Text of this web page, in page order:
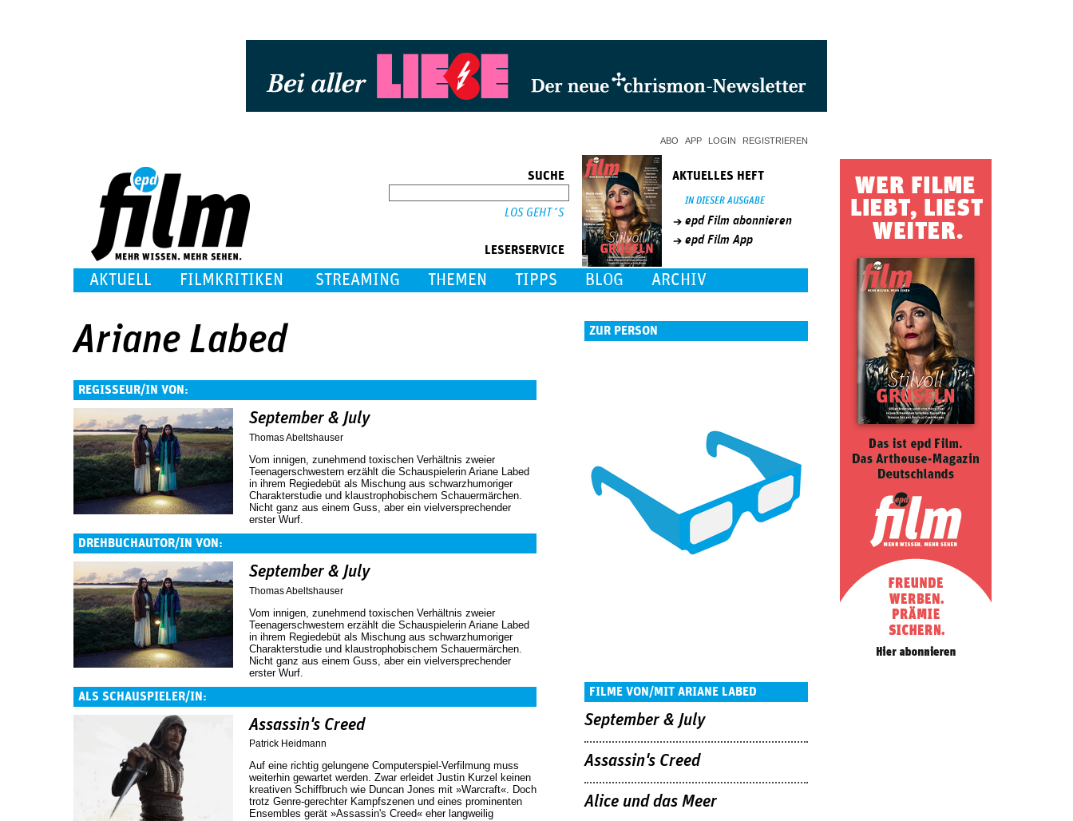
ABO APP LOGIN REGISTRIEREN
SUCHE
LESERSERVICE
AKTUELLES HEFT
IN DIESER AUSGABE
epd Film abonnieren
epd Film App
AKTUELL FILMKRITIKEN STREAMING THEMEN TIPPS BLOG ARCHIV
Ariane Labed
REGISSEUR/IN VON:
September & July
Thomas Abeltshauser
Vom innigen, zunehmend toxischen Verhältnis zweier
Teenagerschwestern erzählt die Schauspielerin Ariane Labed
in ihrem Regiedebüt als Mischung aus schwarzhumoriger
Charakterstudie und klaustrophobischem Schauermärchen.
Nicht ganz aus einem Guss, aber ein vielversprechender
erster Wurf.
DREHBUCHAUTOR/IN VON:
September & July
Thomas Abeltshauser
Vom innigen, zunehmend toxischen Verhältnis zweier
Teenagerschwestern erzählt die Schauspielerin Ariane Labed
in ihrem Regiedebüt als Mischung aus schwarzhumoriger
Charakterstudie und klaustrophobischem Schauermärchen.
Nicht ganz aus einem Guss, aber ein vielversprechender
erster Wurf.
ALS SCHAUSPIELER/IN:
Assassin's Creed
Patrick Heidmann
Auf eine richtig gelungene Computerspiel-Verfilmung muss
weiterhin gewartet werden. Zwar erleidet Justin Kurzel keinen
kreativen Schiffbruch wie Duncan Jones mit »Warcraft«. Doch
trotz Genre-gerechter Kampfszenen und eines prominenten
Ensembles gerät »Assassin's Creed« eher langweilig
ZUR PERSON
FILME VON/MIT ARIANE LABED
September & July
Assassin's Creed
Alice und das Meer